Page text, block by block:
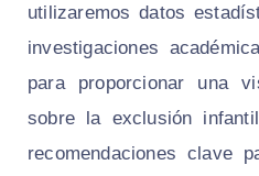
utilizaremos datos
investigaciones
para proporcionar una
sobre la exclusión
recomendaciones clave